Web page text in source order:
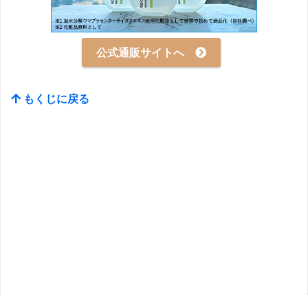
公式通販サイトへ
もくじに戻る